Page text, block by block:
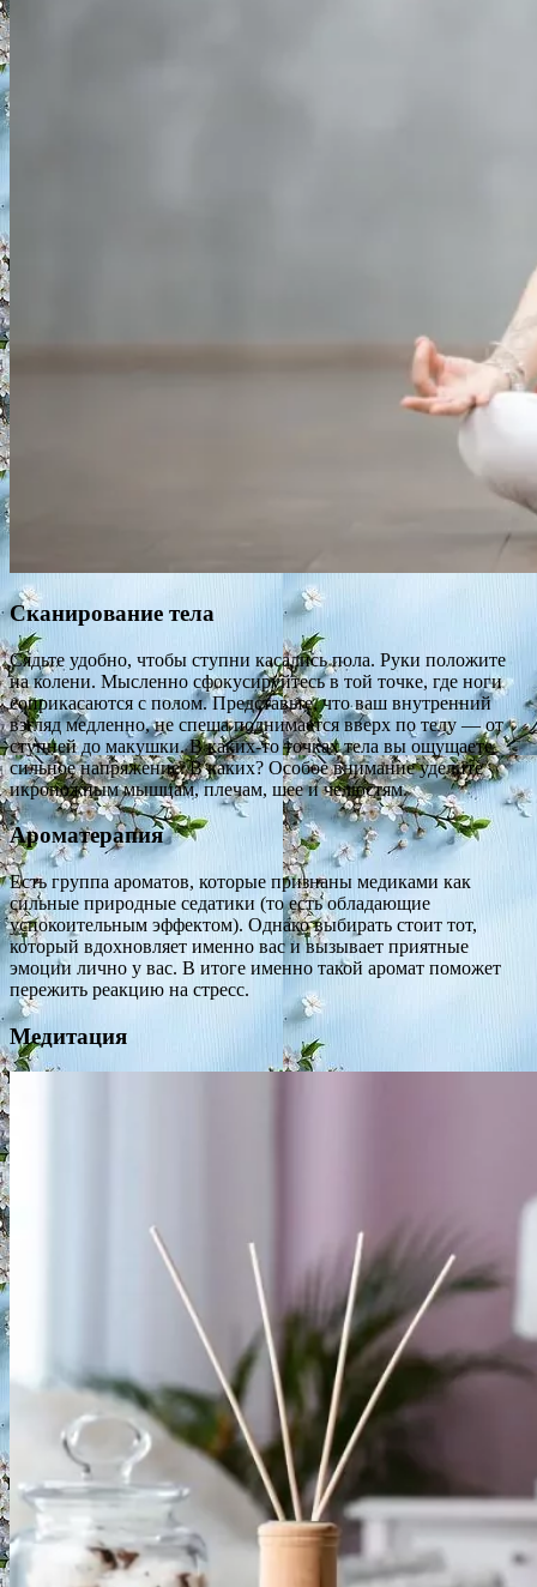
Сканирование тела
Сядьте удобно, чтобы ступни касались пола. Руки положите
на колени. Мысленно сфокусируйтесь в той точке, где ноги
соприкасаются с полом. Представьте, что ваш внутренний
взгляд медленно, не спеша поднимается вверх по телу — от
ступней до макушки. В каких-то точках тела вы ощущаете
сильное напряжение. В каких? Особое внимание уделите
икроножным мышцам, плечам, шее и челюстям.
Ароматерапия
Есть группа ароматов, которые признаны медиками как
сильные природные седатики (то есть обладающие
успокоительным эффектом). Однако выбирать стоит тот,
который вдохновляет именно вас и вызывает приятные
эмоции лично у вас. В итоге именно такой аромат поможет
пережить реакцию на стресс.
Медитация